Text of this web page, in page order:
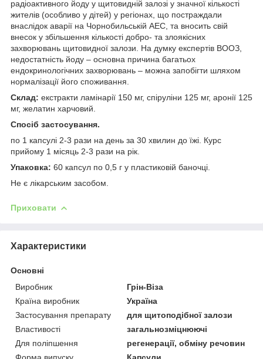
радіоактивного йоду у щитовидній залозі у значної кількості
жителів (особливо у дітей) у регіонах, що постраждали
внаслідок аварії на Чорнобильській АЕС, та вносить свій
внесок у збільшення кількості добро- та злоякісних
захворювань щитовидної залози. На думку експертів ВООЗ,
недостатність йоду – основна причина багатьох
ендокринологічних захворювань – можна запобігти шляхом
нормалізації його споживання.
Склад: екстракти ламінарії 150 мг, спіруліни 125 мг, аронії 125
мг, желатин харчовий.
Спосіб застосування.
по 1 капсулі 2-3 рази на день за 30 хвилин до їжі. Курс
прийому 1 місяць 2-3 рази на рік.
Упаковка: 60 ​​капсул по 0,5 г у пластиковій баночці.
Не є лікарським засобом.
Приховати
Характеристики
Основні
Виробник
Грін-Віза
Країна виробник
Україна
Застосування препарату
для щитоподібної залози
Властивості
загальнозміцнюючі
Для поліпшення
регенерації, обміну речовин
Форма випуску
Капсули